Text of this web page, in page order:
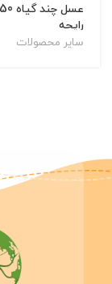
رایحه
سایر محصولات